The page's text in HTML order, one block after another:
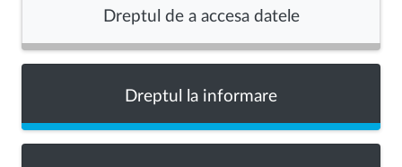
Dreptul de a accesa datele
Dreptul la informare